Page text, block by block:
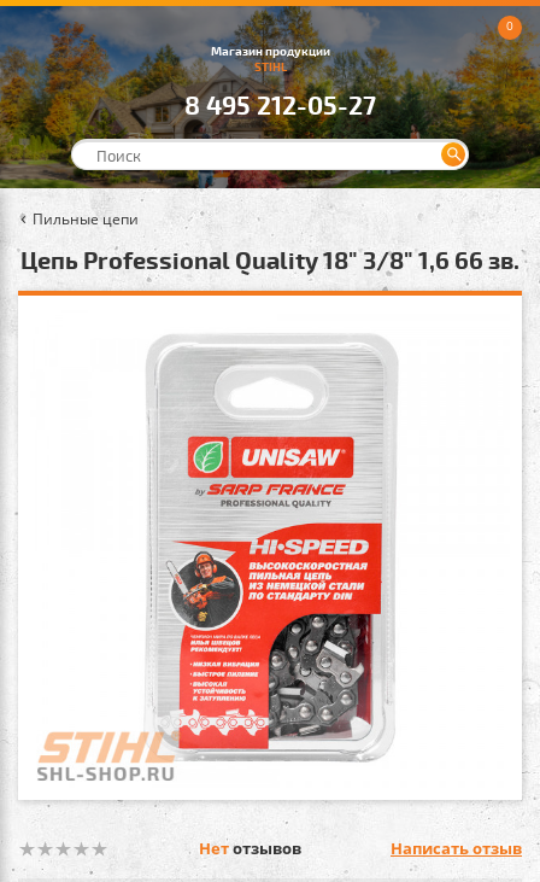
Магазин продукции
STIHL
8 495 212-05-27
0
Пильные цепи
Цепь Professional Quality 18" 3/8" 1,6 66 зв.
Нетотзывов Написать отзыв